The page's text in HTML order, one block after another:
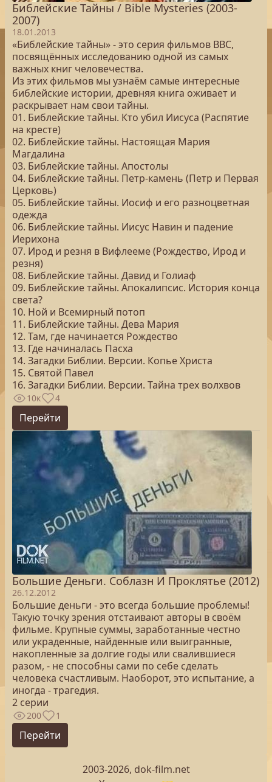
Библейские Тайны / Bible Mysteries (2003-
2007)
18.01.2013
«Библейские тайны» - это серия фильмов BBC,
посвящённых исследованию одной из самых
важных книг человечества.
Из этих фильмов мы узнаём самые интересные
библейские истории, древняя книга оживает и
раскрывает нам свои тайны.
01. Библейские тайны. Кто убил Иисуса (Распятие
на кресте)
02. Библейские тайны. Настоящая Мария
Магдалина
03. Библейские тайны. Апостолы
04. Библейские тайны. Петр-камень (Петр и Первая
Церковь)
05. Библейские тайны. Иосиф и его разноцветная
одежда
06. Библейские тайны. Иисус Навин и падение
Иерихона
07. Ирод и резня в Вифлееме (Рождество, Ирод и
резня)
08. Библейские тайны. Давид и Голиаф
09. Библейские тайны. Апокалипсис. История конца
света?
10. Ной и Всемирный потоп
11. Библейские тайны. Дева Мария
12. Там, где начинается Рождество
13. Где начиналась Пасха
14. Загадки Библии. Версии. Копье Христа
15. Святой Павел
16. Загадки Библии. Версии. Тайна трех волхвов
10к 4
Перейти
Большие Деньги. Соблазн И Проклятье (2012)
26.12.2012
Большие деньги - это всегда большие проблемы!
Такую точку зрения отстаивают авторы в своём
фильме. Крупные суммы, заработанные честно
или украденные, найденные или выигранные,
накопленные за долгие годы или свалившиеся
разом, - не способны сами по себе сделать
человека счастливым. Наоборот, это испытание, а
иногда - трагедия.
2 серии
200 1
Перейти
2003-2026, dok-film.net